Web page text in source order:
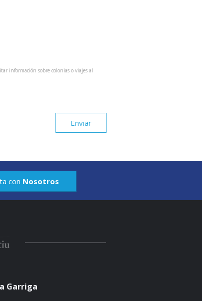
información sobre colonias o viajes al
Enviar
con Nosotros
Garriga